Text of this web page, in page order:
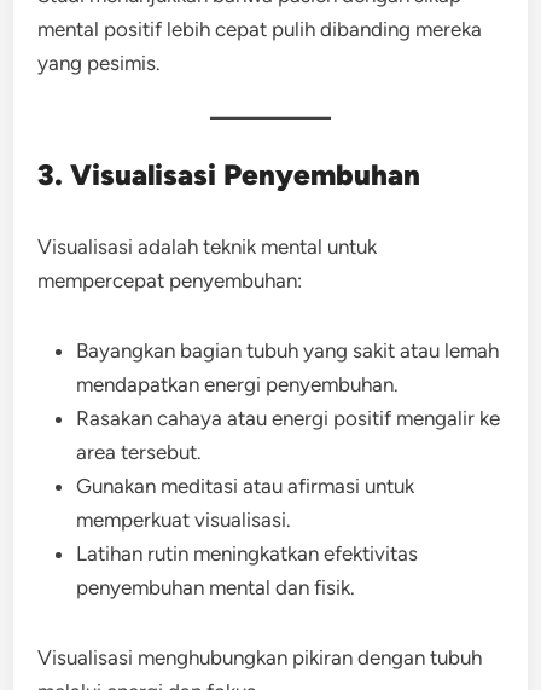
mental positif lebih cepat pulih dibanding mereka
yang pesimis.
3. Visualisasi Penyembuhan
Visualisasi adalah teknik mental untuk
mempercepat penyembuhan:
Bayangkan bagian tubuh yang sakit atau lemah
mendapatkan energi penyembuhan.
Rasakan cahaya atau energi positif mengalir ke
area tersebut.
Gunakan meditasi atau afirmasi untuk
memperkuat visualisasi.
Latihan rutin meningkatkan efektivitas
penyembuhan mental dan fisik.
Visualisasi menghubungkan pikiran dengan tubuh